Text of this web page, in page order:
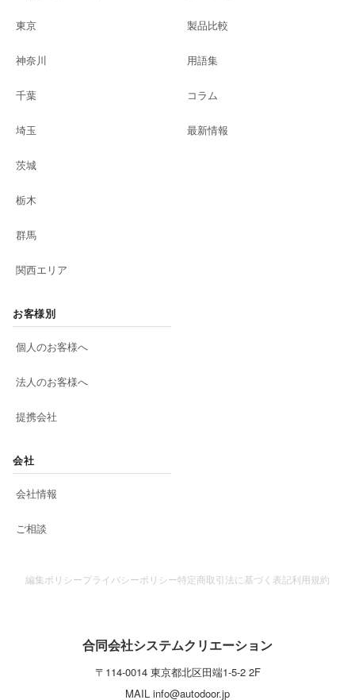
東京
神奈川
千葉
埼玉
茨城
栃木
群馬
関西エリア
製品比較
用語集
コラム
最新情報
お客様別
個人のお客様へ
法人のお客様へ
提携会社
会社
会社情報
ご相談
編集ポリシープライバシーポリシー特定商取引法に基づく表記利用規約
合同会社システムクリエーション
〒 114-0014 東京都北区田端1-5-2 2F
MAIL info@autodoor.jp